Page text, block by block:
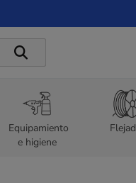
Equipamiento
e higiene